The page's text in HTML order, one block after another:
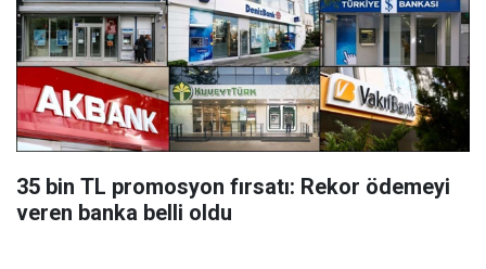
35 bin TL promosyon fırsatı: Rekor ödemeyi
veren banka belli oldu